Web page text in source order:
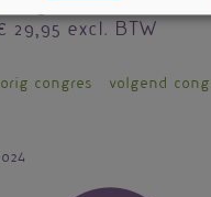
excl. BTW
congres volgend